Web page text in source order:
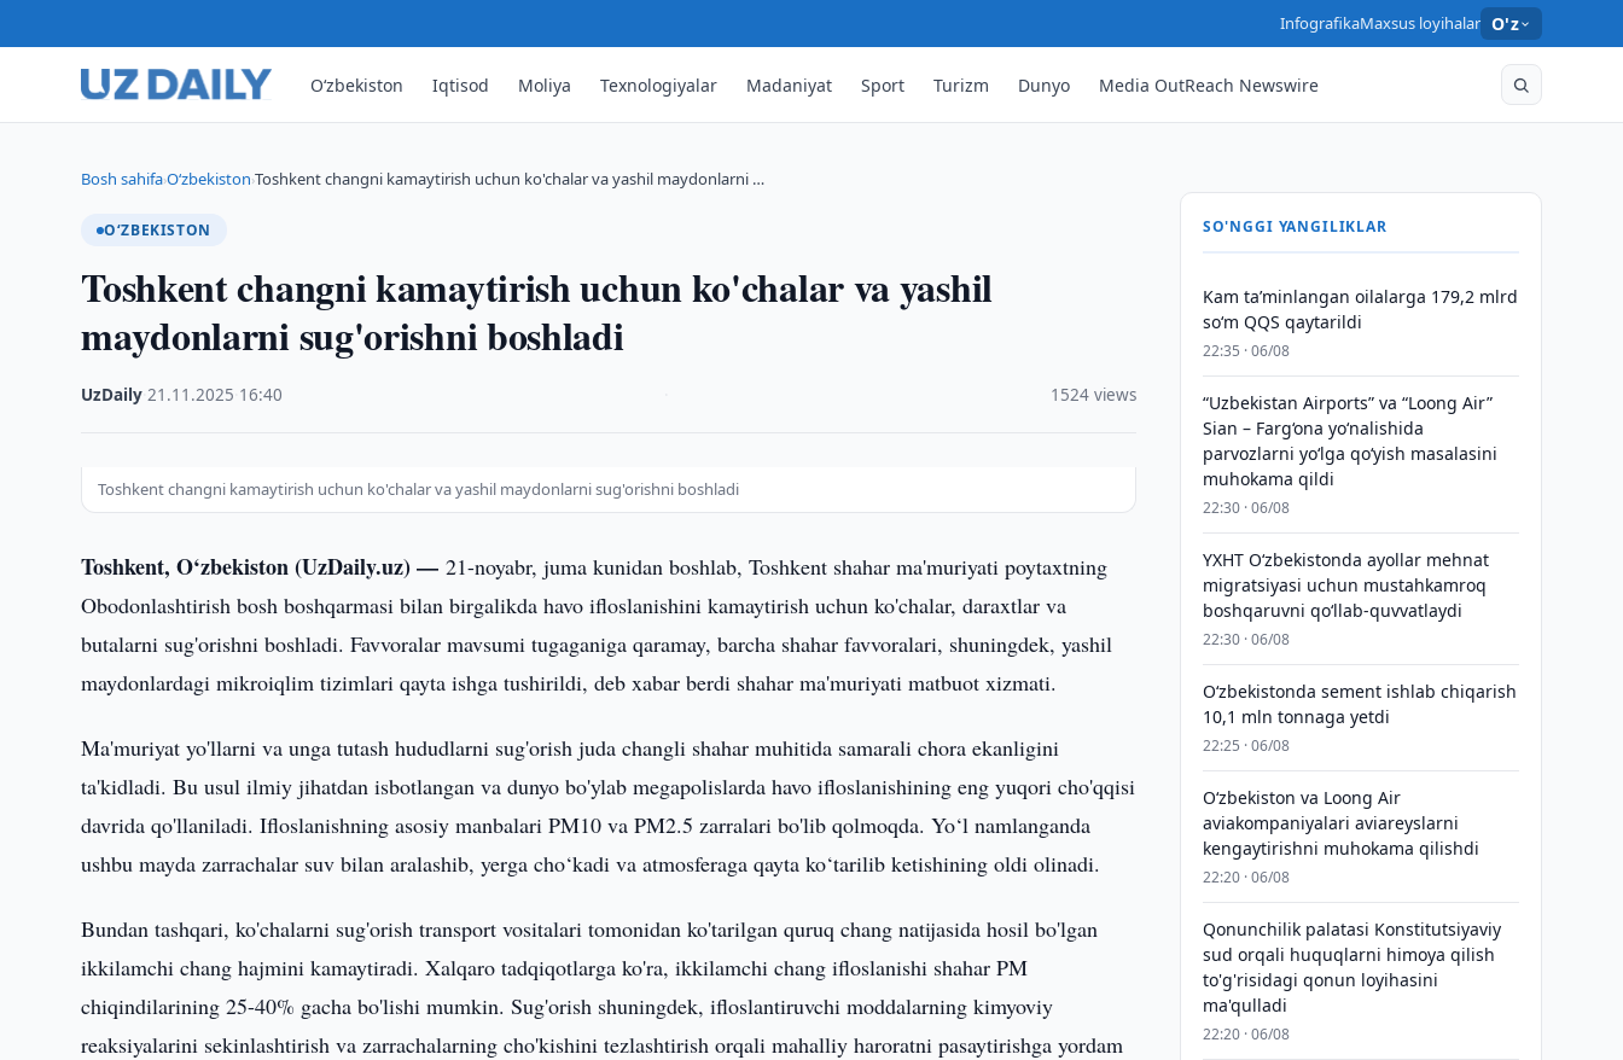
InfografikaMaxsus loyihalar O'z
O‘zbekiston Iqtisod Moliya Texnologiyalar Madaniyat Sport Turizm Dunyo Media OutReach Newswire
Bosh sahifa›O‘zbekiston›Toshkent changni kamaytirish uchun ko'chalar va yashil maydonlarni …
O‘ZBEKISTON
Toshkent changni kamaytirish uchun ko'chalar va yashil
maydonlarni sug'orishni boshladi
UzDaily ·21.11.2025 16:40 1524 views
Toshkent changni kamaytirish uchun ko'chalar va yashil maydonlarni sug'orishni boshladi
Toshkent, O‘zbekiston (UzDaily.uz) —21-noyabr, juma kunidan boshlab, Toshkent shahar ma'muriyati poytaxtning
Obodonlashtirish bosh boshqarmasi bilan birgalikda havo ifloslanishini kamaytirish uchun ko'chalar, daraxtlar va
butalarni sug'orishni boshladi. Favvoralar mavsumi tugaganiga qaramay, barcha shahar favvoralari, shuningdek, yashil
maydonlardagi mikroiqlim tizimlari qayta ishga tushirildi, deb xabar berdi shahar ma'muriyati matbuot xizmati.
Ma'muriyat yo'llarni va unga tutash hududlarni sug'orish juda changli shahar muhitida samarali chora ekanligini
ta'kidladi. Bu usul ilmiy jihatdan isbotlangan va dunyo bo'ylab megapolislarda havo ifloslanishining eng yuqori cho'qqisi
davrida qo'llaniladi. Ifloslanishning asosiy manbalari PM10 va PM2.5 zarralari bo'lib qolmoqda. Yo‘l namlanganda
ushbu mayda zarrachalar suv bilan aralashib, yerga cho‘kadi va atmosferaga qayta ko‘tarilib ketishining oldi olinadi.
Bundan tashqari, ko'chalarni sug'orish transport vositalari tomonidan ko'tarilgan quruq chang natijasida hosil bo'lgan
ikkilamchi chang hajmini kamaytiradi. Xalqaro tadqiqotlarga ko'ra, ikkilamchi chang ifloslanishi shahar PM
chiqindilarining 25-40% gacha bo'lishi mumkin. Sug'orish shuningdek, ifloslantiruvchi moddalarning kimyoviy
reaksiyalarini sekinlashtirish va zarrachalarning cho'kishini tezlashtirish orqali mahalliy haroratni pasaytirishga yordam
SO'NGGI YANGILIKLAR
Kam taʼminlangan oilalarga 179,2 mlrd
so‘m QQS qaytarildi
22:35 · 06/08
“Uzbekistan Airports” va “Loong Air”
Sian – Farg‘ona yo‘nalishida
parvozlarni yo‘lga qo‘yish masalasini
muhokama qildi
22:30 · 06/08
YXHT O‘zbekistonda ayollar mehnat
migratsiyasi uchun mustahkamroq
boshqaruvni qo‘llab-quvvatlaydi
22:30 · 06/08
O‘zbekistonda sement ishlab chiqarish
10,1 mln tonnaga yetdi
22:25 · 06/08
Oʻzbekiston va Loong Air
aviakompaniyalari aviareyslarni
kengaytirishni muhokama qilishdi
22:20 · 06/08
Qonunchilik palatasi Konstitutsiyaviy
sud orqali huquqlarni himoya qilish
to'g'risidagi qonun loyihasini
ma'qulladi
22:20 · 06/08